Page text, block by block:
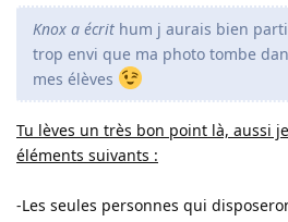
Knox a écrit hum j aurais bien
trop envi que ma photo tombe
mes élèves
Tu lèves un très bon point là, aussi
éléments suivants :
-Les seules personnes qui